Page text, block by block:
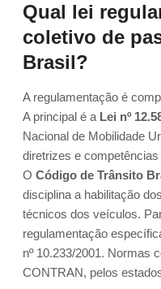
Qual lei
coletivo de
Brasil?
A regulamentação é
A principal é a Lei nº
Nacional de Mobilidade
diretrizes e
O Código de Trânsito
disciplina a habilitação
técnicos dos veículos.
regulamentação
nº 10.233/2001. Normas
CONTRAN, pelos